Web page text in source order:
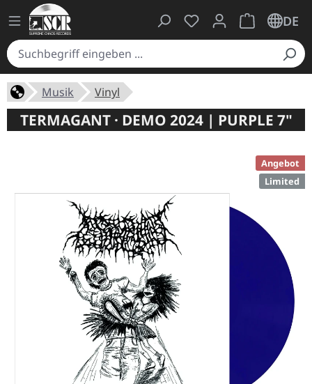
Du hast 0 Produkte
Warenkorb
DE
Musik Vinyl
TERMAGANT · DEMO 2024 | PURPLE 7"
Angebot
Limited